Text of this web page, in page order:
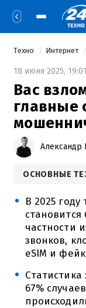
Техно Интернет
18 июня 2025, 19:01
Вас
главные
Александр
ОСНОВНЫЕ
В 2025
частности
звонков,
eSIM и
Статистика
67%